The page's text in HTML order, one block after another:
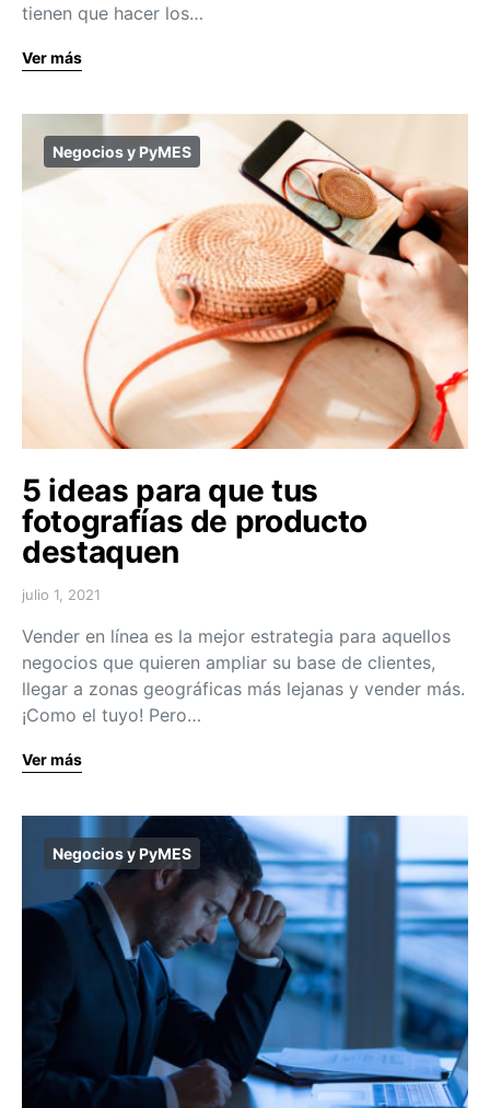
tienen que hacer los…
Ver más
Negocios y PyMES
5 ideas para que tus
fotografías de producto
destaquen
julio 1, 2021
Vender en línea es la mejor estrategia para aquellos
negocios que quieren ampliar su base de clientes,
llegar a zonas geográficas más lejanas y vender más.
¡Como el tuyo! Pero…
Ver más
Negocios y PyMES